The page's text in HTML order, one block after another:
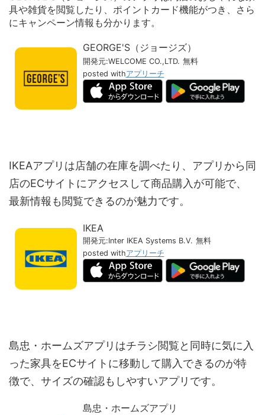
具や雑貨を閲覧したり、ポイントカード機能がつき、さら
にキャンペーン情報も分かります。
GEORGE'S（ジョージズ）
開発元:WELCOME CO.,LTD. 無料
posted withアプリーチ
IKEAアプリは店舗の在庫を調べたり、アプリから同
店のECサイトにアクセスして商品購入が可能で、
最新情報も閲覧できるのが魅力です。
IKEA
開発元:Inter IKEA Systems B.V. 無料
posted withアプリーチ
島忠・ホームズアプリはチラシ閲覧と同時に気に入
った家具をECサイトに移動して購入できるのが特
徴で、サイズの確認もしやすいアプリです。
島忠・ホームズアプリ